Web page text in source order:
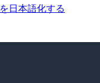
日本語化する